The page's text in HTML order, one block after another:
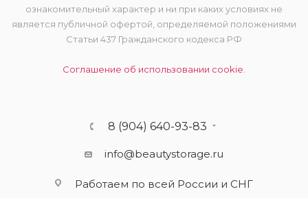
ознакомительный характер и ни при каких условиях не
является публичной офертой, определяемой положениями
Статьи 437 Гражданского кодекса РФ
Соглашение об использовании cookie.
8 (904) 640-93-83
info@beautystorage.ru
Работаем по всей России и СНГ